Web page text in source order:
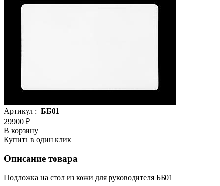
Артикул : ББ01
29900 ₽
В корзину
Купить в один клик
Описание товара
Подложка на стол из кожи для руководителя ББ01